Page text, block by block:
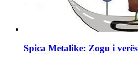
Spica Metalike: Zogu i verës